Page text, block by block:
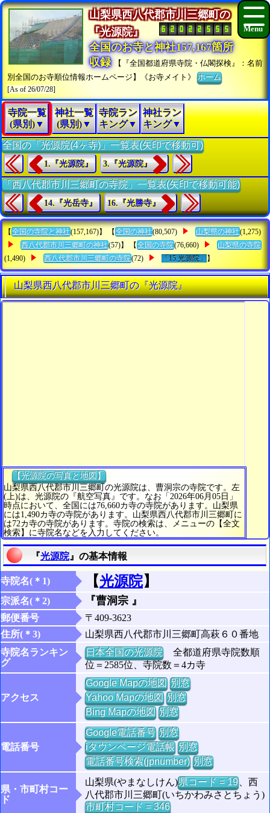
山梨県西八代郡市川三郷町の
『光源院』
全国のお寺と神社157,167箇所
収録
【『全国都道府県寺院・仏閣探検』：名前
別全国のお寺順位情報ホームページ】《お寺メイト》ホーム
[As of 26/07/28]
寺院一覧
(県別)▼
神社一覧
(県別)▼
寺院ラン
キング▼
神社ラン
キング▼
全国の「光源院(4ヶ寺)」一覧表(矢印で移動可)
1.『光源院』 3.『光源院』
「西八代郡市川三郷町の寺院」一覧表(矢印で移動可能)
14.『光岳寺』 16.『光勝寺』
【 全国の寺院と神社(157,167)】 【 全国の神社(80,507) 山梨県の神社(1,275)
西八代郡市川三郷町の神社(57)】 【 全国の寺院(76,660)
山梨県の寺院
(1,490)
西八代郡市川三郷町の寺院(72) 「15.光源院」 】
山梨県西八代郡市川三郷町の『光源院』
【光源院の写真と地図】
山梨県西八代郡市川三郷町の光源院は、曹洞宗の寺院です。左
(上)は、光源院の『航空写真』です。なお「2026年06月05日」
時点において、全国には76,660カ寺の寺院があります。山梨県
には1,490カ寺の寺院があります。山梨県西八代郡市川三郷町に
は72カ寺の寺院があります。寺院の検索は、メニューの【全文
検索】に寺院名などを入力してください。
『光源院』の基本情報
寺院名(＊1) 【光源院】
宗派名(＊2) 『曹洞宗 』
郵便番号
〒409-3623
住所(＊3)
山梨県西八代郡市川三郷町高萩６０番地
寺院名ランキン
グ
日本全国の光源院全都道府県寺院数順
位＝2585位、寺院数＝4カ寺
アクセス
Google Mapの地図 別窓
Yahoo Mapの地図 別窓
Bing Mapの地図 別窓
電話番号
Google電話番号 別窓
iタウンページ電話帳 別窓
電話番号検索(jpnumber) 別窓
県・市町村コー
ド
山梨県(やまなしけん)県コード = 19、西
八代郡市川三郷町(いちかわみさとちょう)
市町村コード = 346